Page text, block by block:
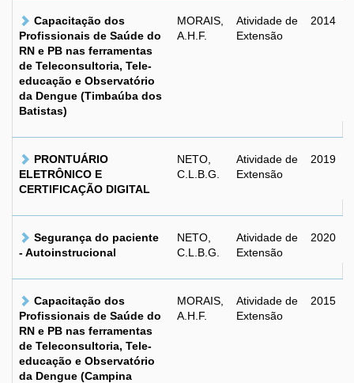
Capacitação dos
Profissionais de Saúde do
RN e PB nas ferramentas
de Teleconsultoria, Tele-
educação e Observatório
da Dengue (Timbaúba dos
Batistas)
MORAIS,
A.H.F.
Atividade de
Extensão
2014
PRONTUÁRIO
ELETRÔNICO E
CERTIFICAÇÃO DIGITAL
NETO,
C.L.B.G.
Atividade de
Extensão
2019
Segurança do paciente
- Autoinstrucional
NETO,
C.L.B.G.
Atividade de
Extensão
2020
Capacitação dos
Profissionais de Saúde do
RN e PB nas ferramentas
de Teleconsultoria, Tele-
educação e Observatório
da Dengue (Campina
MORAIS,
A.H.F.
Atividade de
Extensão
2015